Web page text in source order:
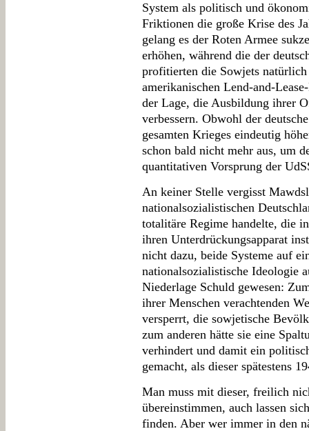
System als politisch und
Friktionen die große Krise des
gelang es der Roten Armee
erhöhen, während die der
profitierten die Sowjets
amerikanischen Lend-and-
der Lage, die Ausbildung ihrer
verbessern. Obwohl der
gesamten Krieges eindeutig
schon bald nicht mehr aus, um
quantitativen Vorsprung der
An keiner Stelle vergisst
nationalsozialistischen
totalitäre Regime handelte, die
ihren Unterdrückungsapparat
nicht dazu, beide Systeme auf
nationalsozialistische Ideologie
Niederlage Schuld gewesen:
ihrer Menschen verachtenden
versperrt, die sowjetische
zum anderen hätte sie eine
verhindert und damit ein
gemacht, als dieser spätestens
Man muss mit dieser, freilich
übereinstimmen, auch lassen
finden. Aber wer immer in den